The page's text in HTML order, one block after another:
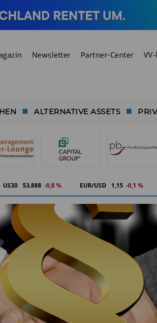
Newsletter Partner-Center
ALTERNATIVE ASSETS
US30 53.888 -0,8 % EUR/USD 1,15 -0,1 %